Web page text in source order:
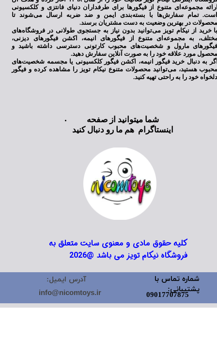
مجموعه‌ای متنوع از فیگورها برای طرفداران دنیای فانتزی و کلکسیونی
تمام سفارش‌ها با بسته‌بندی ایمن و ضد ضربه ارسال می‌شوند تا
در بهترین وضعیت به دست مشتریان برسند.
خرید از نیکام تویز می‌توانید بدون نیاز به جستجوی طولانی در فروشگاه‌های
به مجموعه‌ای متنوع از فیگورهای انیمه، اکشن فیگورهای دیزنی،
مارول و شخصیت‌های محبوب کارتونی دسترسی داشته باشید و
مورد علاقه خود را به صورت آنلاین سفارش دهید.
به دنبال خرید فیگور انیمه، اکشن فیگور کلکسیونی یا مجسمه شخصیت‌های
هستید، می‌توانید محصولات متنوع نیکام تویز را مشاهده کرده و فیگور
خود را به راحتی تهیه کنید.
کلیه حقوق مادی و معنوی سایت متعلق به
فروشگاه نیکام تویز می باشد @2026
شما میتوانید از صفحه
اینستاگرام هم ما رو دنبال کنید
شماره تماس با
پشتیبانی:
09017707875
آدرس ایمیل:
info@nicomtoys.ir